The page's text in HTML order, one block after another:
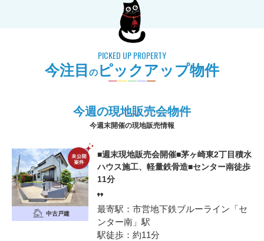
PICKED UP PROPERTY
今注⽬ の ピックアップ物件
今週の現地販売会物件
今週末開催の現地販売情報
中古戸建
■週末現地販売会開催■茅ヶ崎東2丁目積水
ハウス施工、軽量鉄骨造■センター南徒歩
11分
最寄駅：市営地下鉄ブルーライン「セ
ンター南」駅
駅徒歩：約11分